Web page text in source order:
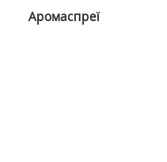
Аромаспреї